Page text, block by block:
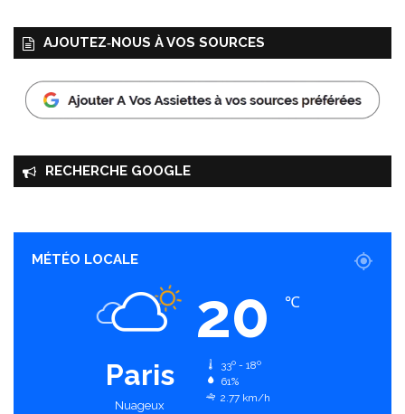
AJOUTEZ‑NOUS À VOS SOURCES
RECHERCHE GOOGLE
MÉTÉO LOCALE
Paris
Nuageux
20 ℃
33º - 18º
61%
2.77 km/h